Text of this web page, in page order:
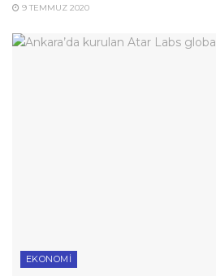
9 TEMMUZ 2020
EKONOMI